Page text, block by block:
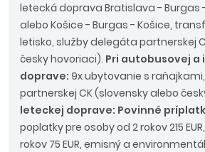
letecká doprava Bratislava - Burgas
alebo Košice - Burgas - Košice,
letisko, služby delegáta partnerskej
česky hovoriaci). Pri autobusovej a
doprave: 9x ubytovanie s
partnerskej CK (slovensky alebo
leteckej doprave: Povinné
poplatky pre osoby od 2 rokov 215
rokov 75 EUR, emisný a